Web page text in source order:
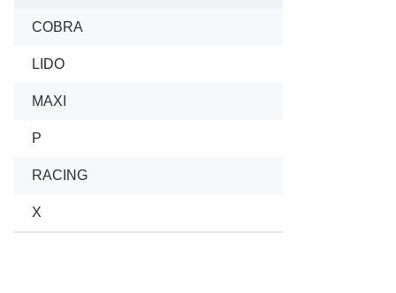
COBRA
LIDO
MAXI
P
RACING
X